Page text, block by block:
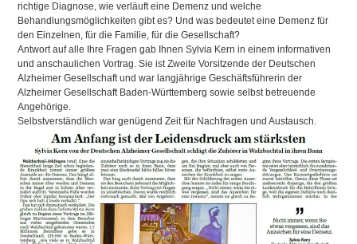
richtige Diagnose, wie verläuft eine Demenz und welche
Behandlungsmöglichkeiten gibt es? Und was bedeutet eine Demenz für
den Einzelnen, für die Familie, für die Gesellschaft?
Antwort auf alle Ihre Fragen gab Ihnen Sylvia Kern in einem informativen
und anschaulichen Vortrag. Sie ist Zweite Vorsitzende der Deutschen
Alzheimer Gesellschaft und war langjährige Geschäftsführerin der
Alzheimer Gesellschaft Baden-Württemberg sowie selbst betreuende
Angehörige.
Selbstverständlich war genügend Zeit für Nachfragen und Austausch.